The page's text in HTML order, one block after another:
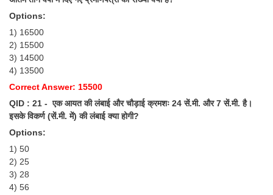
Options:
1) 16500
2) 15500
3) 14500
4) 13500
Correct Answer: 15500
QID : 21 - एक आयत की लंबाई और चौड़ाई क्रमशः 24 सें.मी. और 7 सें.मी. है।
इसके विकर्ण (सें.मी. में) की लंबाई क्या होगी?
Options:
1) 50
2) 25
3) 28
4) 56